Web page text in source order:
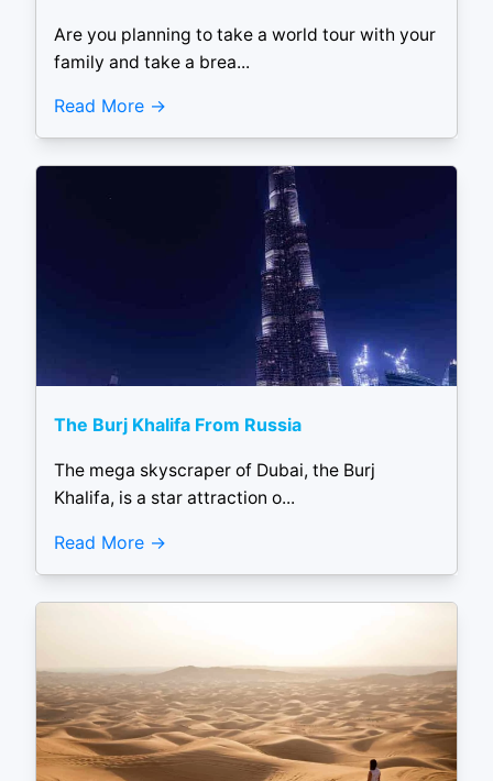
Are you planning to take a world tour with your
family and take a brea...
Read More
The Burj Khalifa From Russia
The mega skyscraper of Dubai, the Burj
Khalifa, is a star attraction o...
Read More